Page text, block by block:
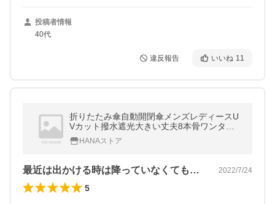
投稿者情報
40代
違反報告 いいね 11
折りたたみ傘自動開閉傘メンズレディースU
Vカット撥水遮光大きい丈夫8本骨ワンタッ
チ折り畳み傘耐風男女兼用晴雨兼用
HANAストア
最近は出かける時は降っていなくても帰る… 2022/7/24
5